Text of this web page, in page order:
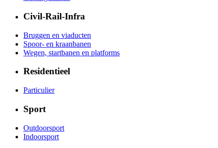
Civil-Rail-Infra
Bruggen en viaducten
Spoor- en kraanbanen
Wegen, startbanen en platforms
Residentieel
Particulier
Sport
Outdoorsport
Indoorsport